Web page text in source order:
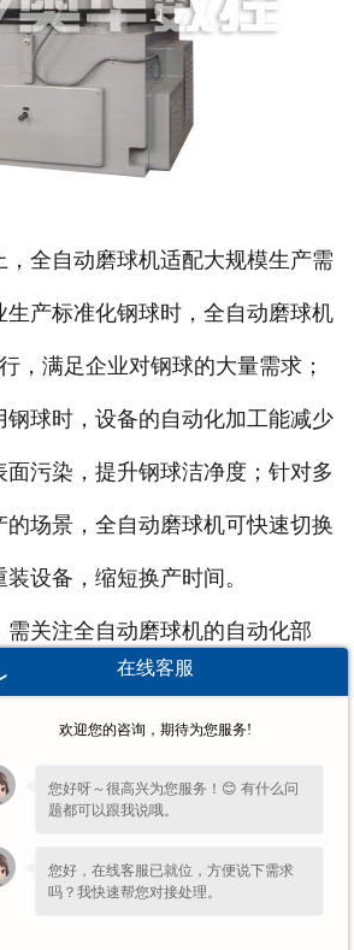
全自动磨球机适配大规模生产需
生产标准化钢球时，全自动磨球机
，满足企业对钢球的大量需求；
钢球时，设备的自动化加工能减少
面污染，提升钢球洁净度；针对多
的场景，全自动磨球机可快速切换
设备，缩短换产时间。
关注全自动磨球机的自动化部
统的传感器灵敏度，避免坯料定
道内的残留钢球，防止堵塞；对
动部件进行润滑，确保运行顺
自动化的磨球机，用连贯的加工
为大规模钢球生产提供保障。
在线客服
欢迎您的咨询，期待为您服务!
您好呀～很高兴为您服务！😊 有什么问
题都可以跟我说哦。
您好，在线客服已就位，方便说下需求
吗？我快速帮您对接处理。